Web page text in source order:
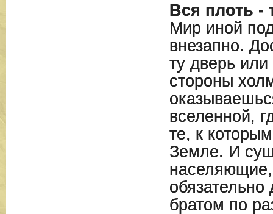
Вся плоть -
Мир иной
внезапно.
ту дверь или
стороны
вселенной,
те, к
Земле. И
обязательно
братом по